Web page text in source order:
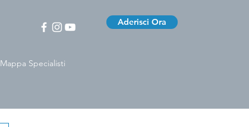
Aderisci Ora
Mappa Specialisti